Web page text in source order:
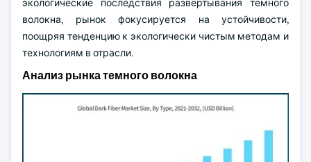
экологические последствия развертывания темного
волокна, рынок фокусируется на устойчивости,
поощряя тенденцию к экологически чистым методам и
технологиям в отрасли.
Анализ рынка темного волокна